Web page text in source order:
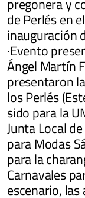
de Perlés en
inauguración
·Evento
Ángel Martín
presentaron
los Perlés
sido para la
Junta Local
para Modas
para la
Carnavales
escenario,